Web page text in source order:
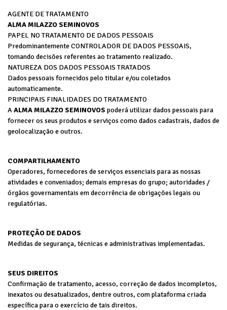
AGENTE DE TRATAMENTO
ALMA MILAZZO SEMINOVOS
PAPEL NO TRATAMENTO DE DADOS PESSOAIS
Predominantemente CONTROLADOR DE DADOS PESSOAIS,
tomando decisões referentes ao tratamento realizado.
NATUREZA DOS DADOS PESSOAIS TRATADOS
Dados pessoais fornecidos pelo titular e/ou coletados
automaticamente.
PRINCIPAIS FINALIDADES DO TRATAMENTO
AALMA MILAZZO SEMINOVOS poderá utilizar dados pessoais para
fornecer os seus produtos e serviços como dados cadastrais, dados de
geolocalização e outros.
COMPARTILHAMENTO
Operadores, fornecedores de serviços essenciais para as nossas
atividades e conveniados; demais empresas do grupo; autoridades /
órgãos governamentais em decorrência de obrigações legais ou
regulatórias.
PROTEÇÃO DE DADOS
Medidas de segurança, técnicas e administrativas implementadas.
SEUS DIREITOS
Confirmação de tratamento, acesso, correção de dados incompletos,
inexatos ou desatualizados, dentre outros, com plataforma criada
específica para o exercício de tais direitos.